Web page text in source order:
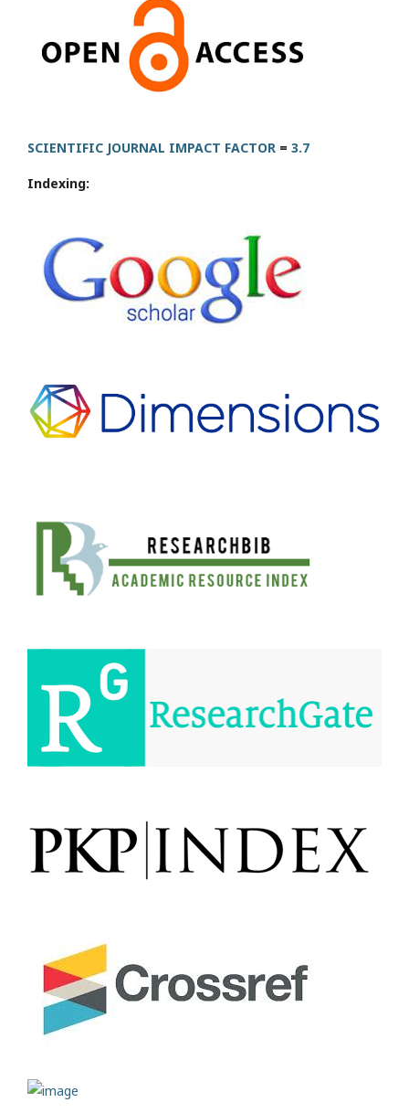
SCIENTIFIC JOURNAL IMPACT FACTOR = 3.7
Indexing: